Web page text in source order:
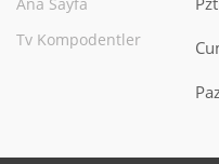
Ana Sayfa
Tv Kompodentler